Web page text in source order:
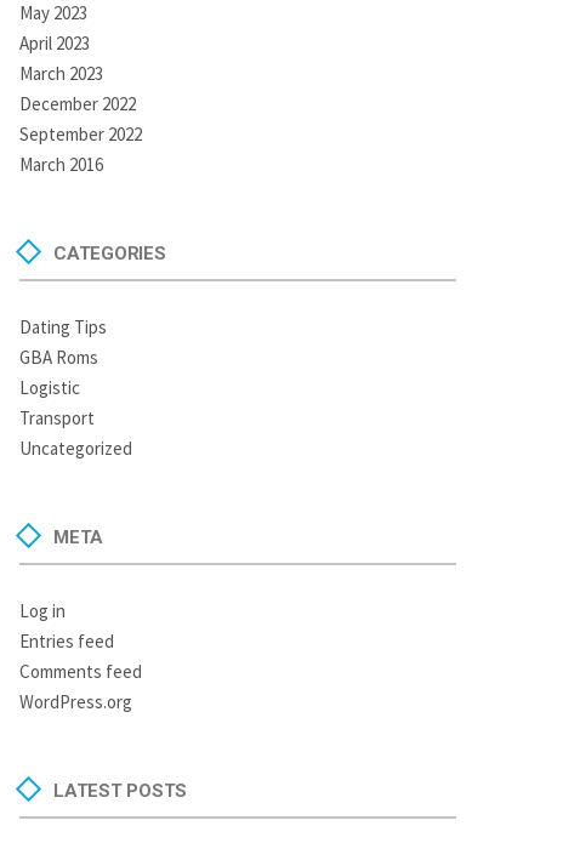
May 2023
April 2023
March 2023
December 2022
September 2022
March 2016
CATEGORIES
Dating Tips
GBA Roms
Logistic
Transport
Uncategorized
META
Log in
Entries feed
Comments feed
WordPress.org
LATEST POSTS